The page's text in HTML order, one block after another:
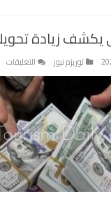
زيادة تحويلات
توريزم نيوز التعليقات